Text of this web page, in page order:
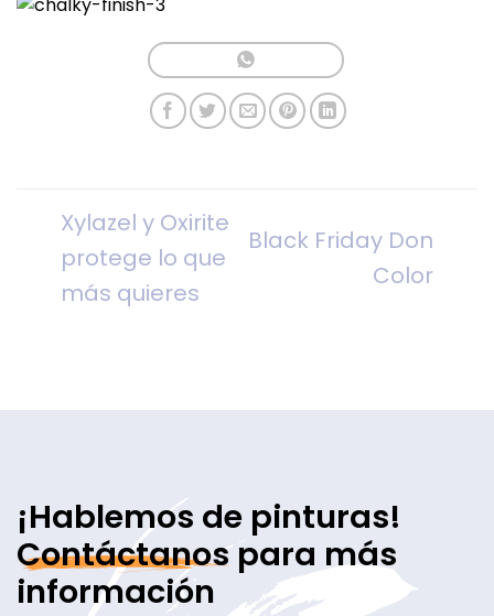
Xylazel y Oxirite
protege lo que
más quieres
Black Friday Don
Color
¡Hablemos de pinturas!
Contáctanospara más
información